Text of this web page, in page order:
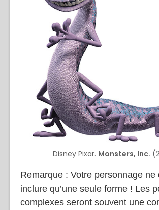
Disney Pixar. Monsters, Inc.
Remarque : Votre personnage ne
inclure qu’une seule forme ! Les
complexes seront souvent une